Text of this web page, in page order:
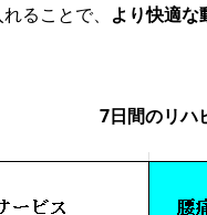
ることで、 より快適
7日間のリハ